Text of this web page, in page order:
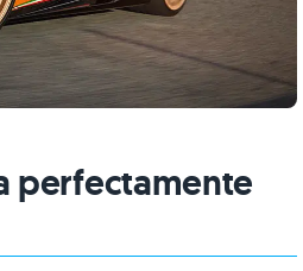
perfectamente